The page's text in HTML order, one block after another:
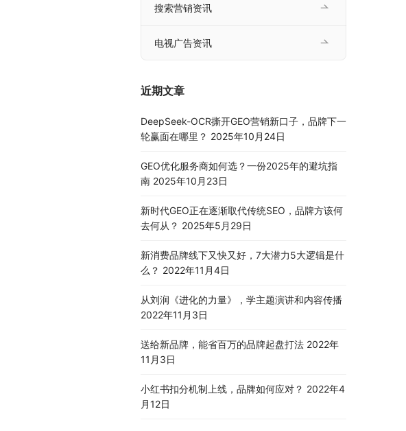
搜索营销资讯
电视广告资讯
近期文章
DeepSeek-OCR撕开GEO营销新口子，品牌下一
轮赢面在哪里？ 2025年10月24日
GEO优化服务商如何选？一份2025年的避坑指
南 2025年10月23日
新时代GEO正在逐渐取代传统SEO，品牌方该何
去何从？ 2025年5月29日
新消费品牌线下又快又好，7大潜力5大逻辑是什
么？ 2022年11月4日
从刘润《进化的力量》，学主题演讲和内容传播
2022年11月3日
送给新品牌，能省百万的品牌起盘打法 2022年
11月3日
小红书扣分机制上线，品牌如何应对？ 2022年4
月12日